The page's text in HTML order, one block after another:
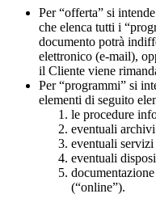
Per “offerta” si
che elenca tutti i
documento potrà
elettronico (e-mail),
il Cliente viene
Per “programmi” si
elementi di seguito
le procedure
eventuali
eventuali servizi
eventuali
(“online”).